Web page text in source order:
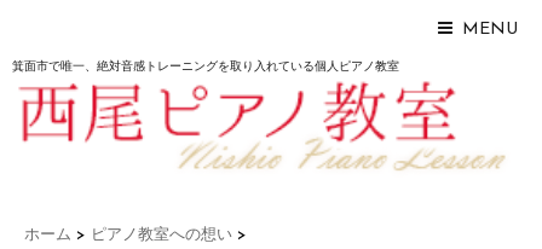
MENU
箕面市で唯一、絶対音感トレーニングを取り入れている個人ピアノ教室
ホーム > ピアノ教室への想い >